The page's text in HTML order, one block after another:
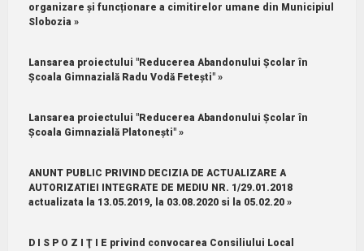
organizare și funcționare a cimitirelor umane din Municipiul
Slobozia »
Lansarea proiectului "Reducerea Abandonului Școlar în
Școala Gimnazială Radu Vodă Fetești" »
Lansarea proiectului "Reducerea Abandonului Școlar în
Școala Gimnazială Platonești" »
ANUNT PUBLIC PRIVIND DECIZIA DE ACTUALIZARE A
AUTORIZATIEI INTEGRATE DE MEDIU NR. 1/29.01.2018
actualizata la 13.05.2019, la 03.08.2020 si la 05.02.20 »
D I S P O Z I Ţ I E privind convocarea Consiliului Local